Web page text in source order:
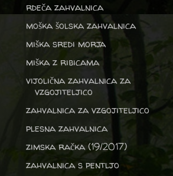
rdeča zahvalnica
moška šolska zahvalnica
miška sredi morja
miška z ribicama
vijolična zahvalnica za
vzgojiteljico
zahvalnica za vzgojiteljico
plesna zahvalnica
zimska račka (19/2017)
zahvalnica s pentljo